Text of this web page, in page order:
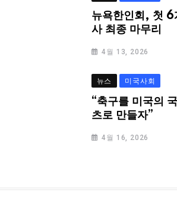
뉴욕한인회, 첫 6
사 최종 마무리
4월 13, 2026
뉴스 미국사회
“축구를 미국의
츠로 만들자”
4월 16, 2026